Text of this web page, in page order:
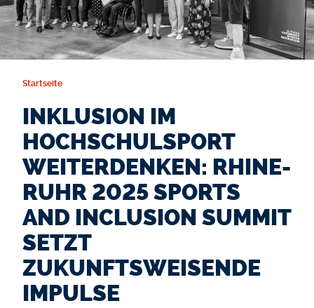
Startseite
INKLUSION IM
HOCHSCHULSPORT
WEITERDENKEN: RHINE-
RUHR 2025 SPORTS
AND INCLUSION SUMMIT
SETZT
ZUKUNFTSWEISENDE
IMPULSE